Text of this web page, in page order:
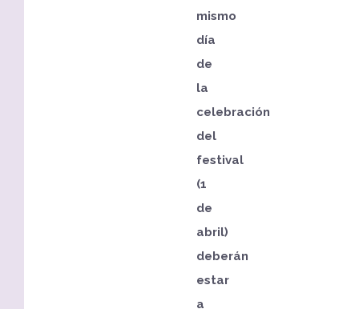
mismo
día
de
la
celebración
del
festival
(1
de
abril)
deberán
estar
a